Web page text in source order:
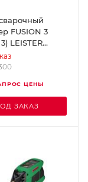
FUSION 3
LEISTER
ЦЕНЫ
ЗАКАЗ